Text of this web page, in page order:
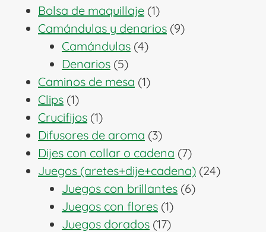
Bolsa de maquillaje 11
producto
Camándulas y denarios 99
Camándulas 44
Denarios 55
productos
Caminos de mesa 11
Clips 11
producto
Crucifijos 11
producto
Difusores de aroma 33
productos
Dijes con collar o cadena 77
productos
Juegos (aretes+dije+cadena) 2424
Juegos con brillantes 66
Juegos con flores 11
producto
Juegos dorados 1717